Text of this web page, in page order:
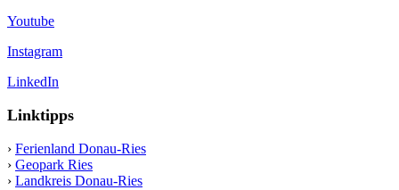
Youtube
Instagram
LinkedIn
Linktipps
› Ferienland Donau-Ries
› Geopark Ries
› Landkreis Donau-Ries